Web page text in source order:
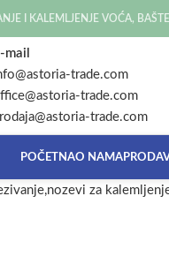
I KALEMLJENJE VOĆA,
mail
trade.com
trade.com
trade.com
POČETNAO NAMA
za